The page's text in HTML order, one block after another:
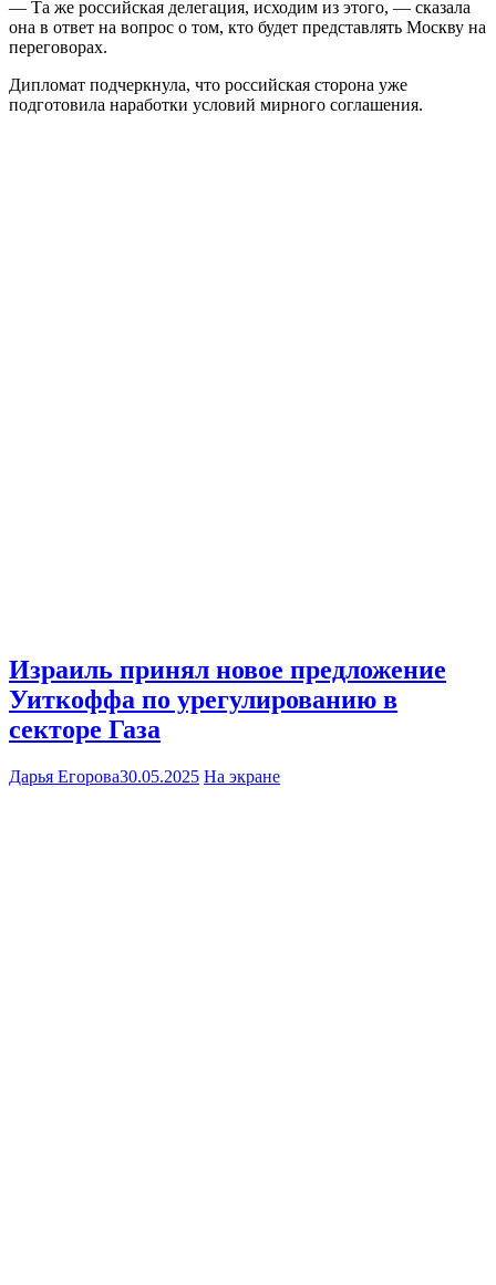
— Та же российская делегация, исходим из этого, — сказала
она в ответ на вопрос о том, кто будет представлять Москву на
переговорах.
Дипломат подчеркнула, что российская сторона уже
подготовила наработки условий мирного соглашения.
Израиль принял новое предложение
Уиткоффа по урегулированию в
секторе Газа
Дарья Егорова30.05.2025 На экране